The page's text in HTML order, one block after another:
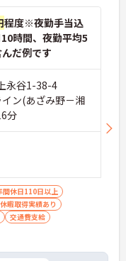
程度※夜勤手当込
時間、夜勤平均5
だ例です
永谷1-38-4
ン(あざみ野－湘
分
間休日110日以上
暇取得実績あり
交通費支給